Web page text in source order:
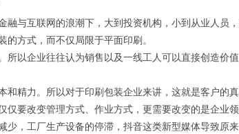
互联网的浪潮下，大到投资机构，小到从业人员
方式，而不仅局限于平面印刷。
企业往往认为销售以及一线工人可以直接创造价
力。所以对于印刷包装企业来讲，这就是客户的真
改变管理方式、作业方式，更需要改变的是企业领
工厂生产设备的停滞，抖音这类新型媒体导致原